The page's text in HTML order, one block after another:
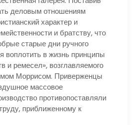
деловым отношениям
характер и
и братству, что
старые дни ручного
воплотить в жизнь принципы
и ремесел», возглавляемого
Моррисом. Приверженцы
массовое
противопоставляли
приближенному к